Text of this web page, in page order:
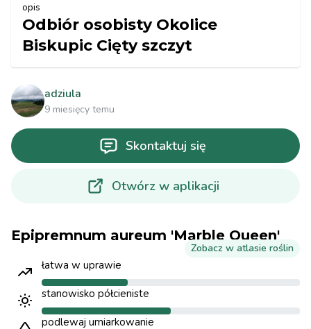
opis
Odbiór osobisty Okolice
Biskupic Cięty szczyt
adziula
9 miesięcy temu
Skontaktuj się
Otwórz w aplikacji
Epipremnum aureum 'Marble Queen'
Zobacz w atlasie roślin
łatwa w uprawie
stanowisko półcieniste
podlewaj umiarkowanie